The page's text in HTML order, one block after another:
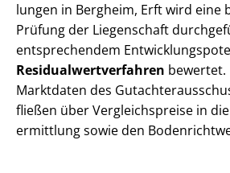
lun­gen in Bergheim, Erft wird eine
Prüfung der Liegenschaft
entsprechendem
Re­si­du­al­wert­ver­fah­ren bewertet.
Marktdaten des
fließen über Ver­gleichs­prei­se in
ermitt­lung sowie den